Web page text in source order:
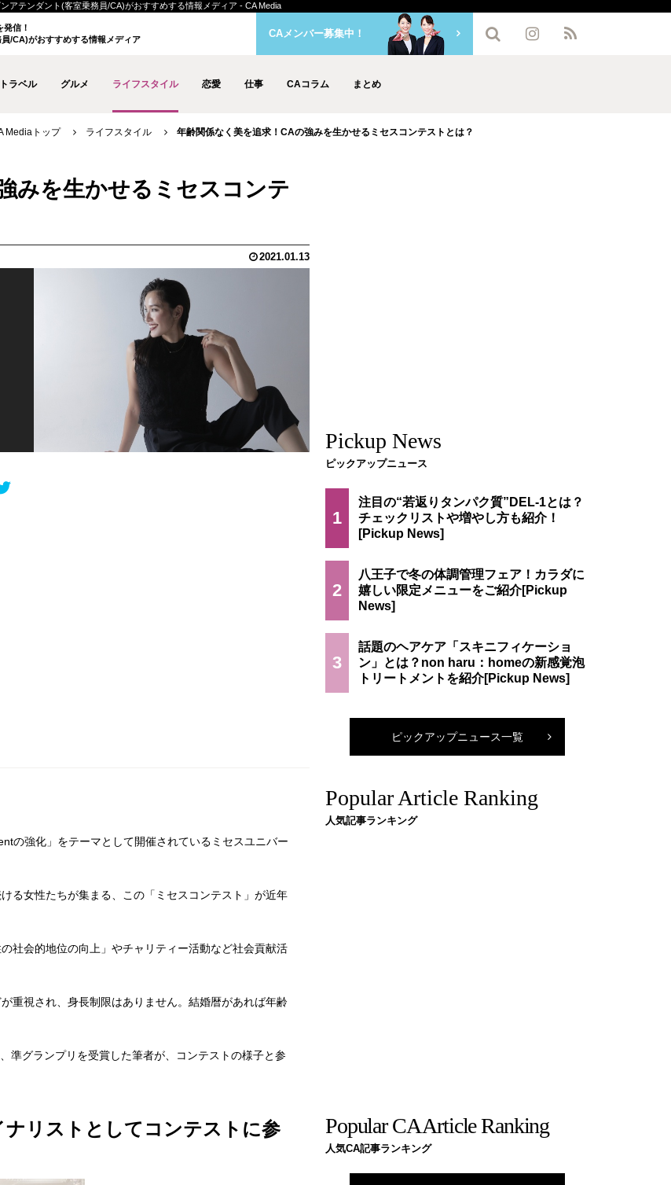
アテンダント(客室乗務員/CA)がおすすめする情報メディア - CA Media
信！
/CA)がおすすめする情報メディア
トラベル グルメ ライフスタイル 恋愛 仕事 CAコラム まとめ
CAメンバー募集中！
Mediaトップ ライフスタイル 年齢関係なく美を追求！CAの強みを生かせるミセスコンテストとは？
みを生かせるミセスコンテ
2021.01.13
の強化」をテーマとして開催されているミセスユニバー
る女性たちが集まる、この「ミセスコンテスト」が近年
社会的地位の向上」やチャリティー活動など社会貢献活
重視され、身長制限はありません。結婚暦があれば年齢
準グランプリを受賞した筆者が、コンテストの様子と参
リストとしてコンテストに参
Pickup News
ピックアップニュース
1
注目の“若返りタンパク質”DEL-1とは？
チェックリストや増やし方も紹介！
2
八王子で冬の体調管理フェア！カラダに
嬉しい限定メニューをご紹介
3
話題のヘアケア「スキニフィケーショ
ン」とは？non haru：homeの新感覚泡
トリートメントを紹介
ピックアップニュース一覧
Popular Article Ranking
人気記事ランキング
Popular CA Article Ranking
人気CA記事ランキング